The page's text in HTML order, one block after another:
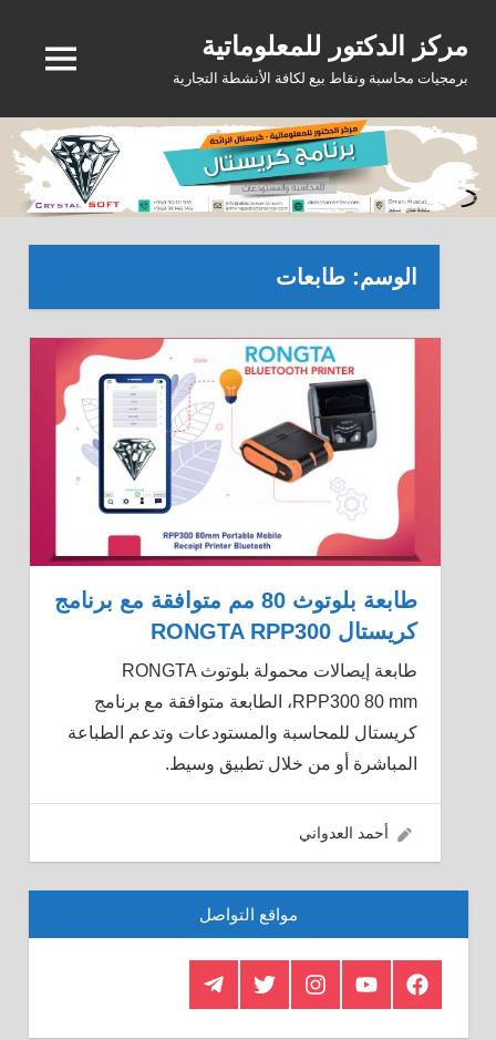
content
مركز الدكتور للمعلوماتية
برمجيات محاسبة ونقاط بيع لكافة الأنشطة التجارية MENU
الوسم: طابعات
طابعة بلوتوث 80 مم متوافقة مع برنامج
كريستال RONGTA RPP300
طابعة إيصالات محمولة بلوتوث RONGTA
RPP300 80 mm، الطابعة متوافقة مع برنامج
كريستال للمحاسبة والمستودعات وتدعم الطباعة
المباشرة أو من خلال تطبيق وسيط.
11/05/2022
أحمد العدواني
مواقع التواصل
Facebook
Crystal
Youtube
Insagram
Twitter
Telegram